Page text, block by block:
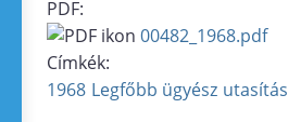
PDF:
00482_1968.pdf
Címkék:
1968 Legfőbb ügyész utasítás